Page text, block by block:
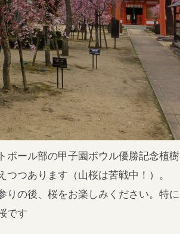
ボール部の甲子園ボウル優勝記念植樹
つあります（山桜は苦戦中！）。
りの後、桜をお楽しみください。特に
です